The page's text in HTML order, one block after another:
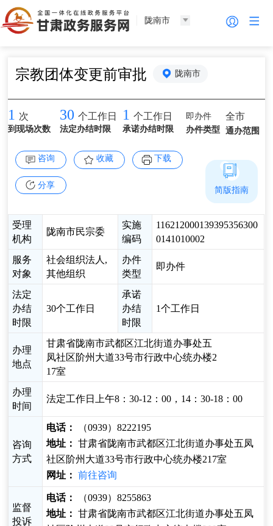
陇南市
宗教团体变更前审批 陇南市
1 次
到现场次数
30 个工作日
法定办结时限
1 个工作日
承诺办结时限
即办件
办件类型
全市
通办范围
咨询 收藏 下载
分享
受理
机构
陇南市民宗委
实施
编码
116212000139395356300
0141010002
服务
对象
社会组织法人,
其他组织
办件
类型
即办件
法定
办结
时限
30个工作日
承诺
办结
时限
1个工作日
办理
地点
甘肃省陇南市武都区江北街道办事处五
凤社区阶州大道33号市行政中心统办楼2
17室
办理
时间
法定工作日上午8：30-12：00，14：30-18：00
咨询
方式
电话：
（0939）8222195
地址： 甘肃省陇南市武都区江北街道办事处五凤
社区阶州大道33号市行政中心统办楼217室
网址： 前往咨询
监督
投诉
电话：
（0939）8255863
地址： 甘肃省陇南市武都区江北街道办事处五凤
简版指南